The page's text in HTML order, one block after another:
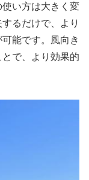
い方は大きく変
るだけで、より
能です。風向き
で、より効果的